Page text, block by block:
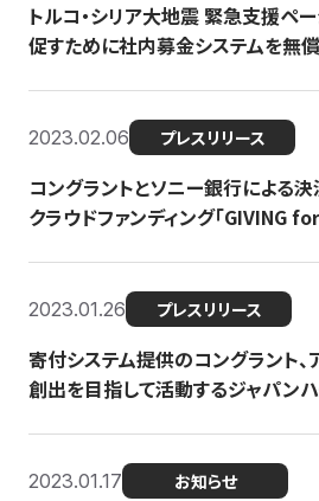
トルコ・シリア大地震 緊急支援ペ
促すために社内募金システムを無償
2023.02.06 プレスリリース
コングラントとソニー銀行による
クラウドファンディング「GIVING
2023.01.26 プレスリリース
寄付システム提供のコングラント
創出を目指して活動するジャパン
2023.01.17 お知らせ